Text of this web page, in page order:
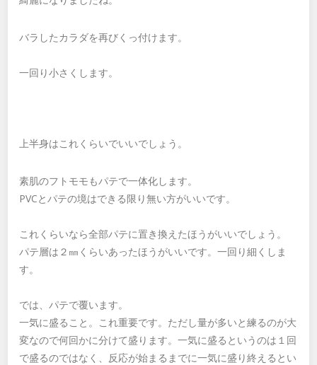
バラしたカラダを再びくっ付けます。
一回り小さくします。
上半身はこれくらいでいいでしょう。
素肌のフトモモもパテで一体化します。
PVCとパテの境はできる限り無い方がいいです。
これくらいなら全部パテに置き換えたほうがいいでしょう。
パテ層は２㎜くらいあったほうがいいです。一回り細くしま
す。
では、パテで覆います。
一気に盛ること。これ重要です。ただし量が多いと練るのが大
変なので何回かに分けて盛ります。一気に盛るというのは１回
で盛るのではなく、反応が始まるまでに一気に盛り終えるとい